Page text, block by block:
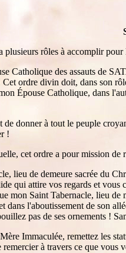
rôles à accomplir
Catholique des assauts de
ordre divin doit, dans son
Épouse Catholique, dans
de donner à tout le peuple
!
cet ordre a pour mission
lieu de demeure sacrée du
qui attire vos regards et
mon Saint Tabernacle, lieu
dans l'aboutissement de son
pas de ses ornements !
Immaculée, remettez les
à travers ce que vous